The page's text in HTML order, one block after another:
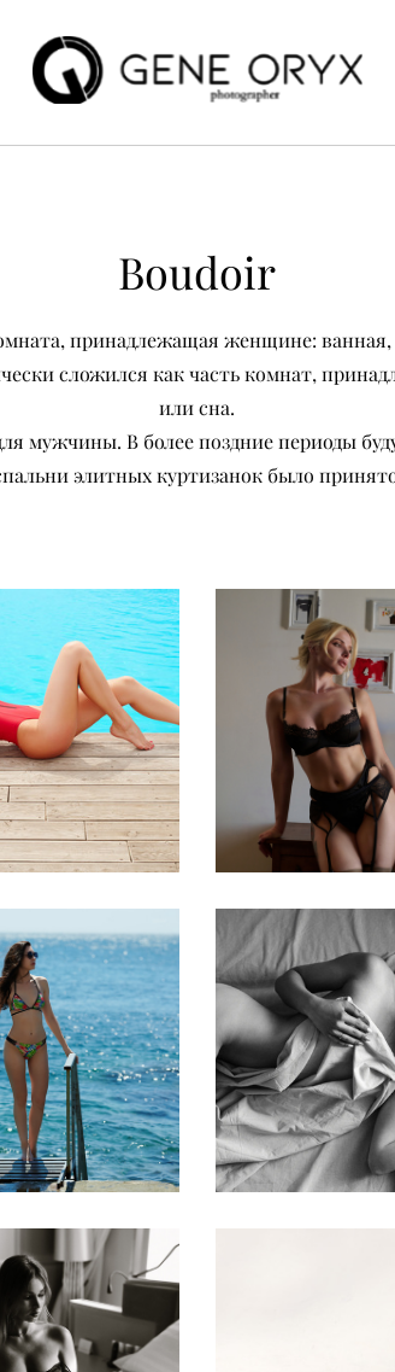
Boudoir
принадлежащая женщине: ванная,
сложился как часть комнат,
или сна.
мужчины. В более поздние периоды
элитных куртизанок было